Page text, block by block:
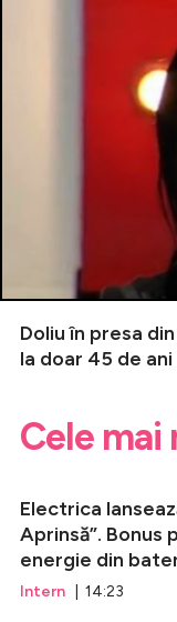
Doliu în presa
la doar 45 de ani
Cele mai
Electrica
Aprinsă”.
energie din
Intern | 14:23